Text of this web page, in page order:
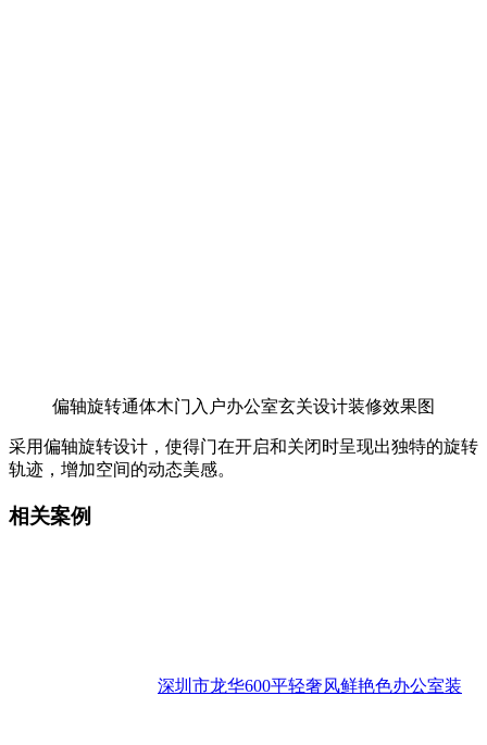
偏轴旋转通体木门入户办公室玄关设计装修效果图
采用偏轴旋转设计，使得门在开启和关闭时呈现出独特的旋转
轨迹，增加空间的动态美感。
相关案例
深圳市龙华600平轻奢风鲜艳色办公室装